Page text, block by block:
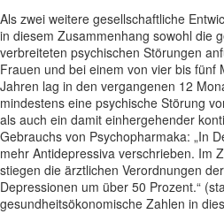
Als zwei weitere gesellschaftliche
in diesem Zusammenhang sowohl die
verbreiteten psychischen Störungen
Frauen und bei einem von vier bis fünf
Jahren lag in den vergangenen 12
mindestens eine psychische Störung
als auch ein damit einhergehender
Gebrauchs von Psychopharmaka: „In
mehr Antidepressiva verschrieben. Im
stiegen die ärztlichen Verordnungen
Depressionen um über 50 Prozent.“
gesundheitsökonomische Zahlen in